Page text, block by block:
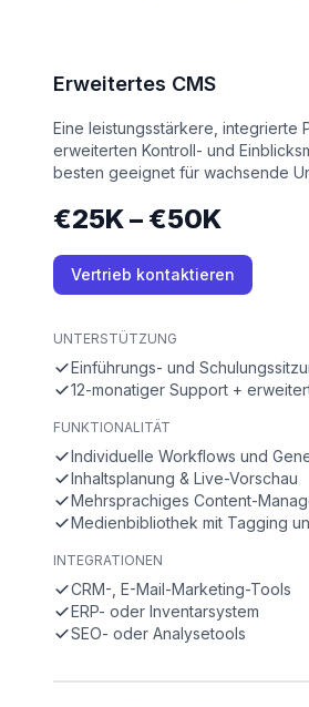
Erweitertes CMS
Eine leistungsstärkere, integrierte
erweiterten Kontroll- und
besten geeignet für wachsende
€25K – €50K
Vertrieb kontaktieren
UNTERSTÜTZUNG
Einführungs- und
12-monatiger Support +
FUNKTIONALITÄT
Individuelle Workflows und
Inhaltsplanung & Live-Vorschau
Mehrsprachiges Content-
Medienbibliothek mit Tagging
INTEGRATIONEN
CRM-, E-Mail-Marketing-Tools
ERP- oder Inventarsystem
SEO- oder Analysetools